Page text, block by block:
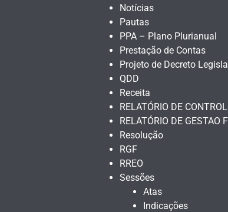
Notícias
Pautas
PPA – Plano Plurianual
Prestação de Contas
Projeto de Decreto
QDD
Receita
RELATÓRIO DE
RELATÓRIO DE GESTAO
Resolução
RGF
RREO
Sessões
Atas
Indicações